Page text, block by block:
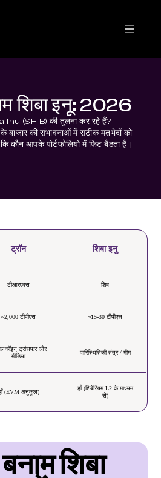
शिबा इनू: 2026
Inu (SHIB) की तुलना कर रहे हैं?
की संभावनाओं में सटीक मतभेदों को
कौन आपके पोर्टफोलियो में फिट बैठता है।
ट्रॉन शिबा इनु
टीआरएक्स शिब
~2,000 टीपीएस ~15-30 टीपीएस
ट्रांसफर और
मीडिया
पारिस्थितिकी तंत्र / मीम
(EVM अनुकूल)
हाँ (शिबेरियम L2 के माध्यम
से)
शिबा